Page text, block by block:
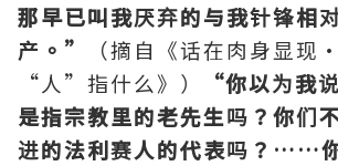
那早已叫我厌弃的与我针锋相
产。”
（摘自《话在肉身显现
“人”指什么》）
“你以为我
是指宗教里的老先生吗？你们
进的法利赛人的代表吗？……